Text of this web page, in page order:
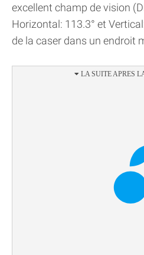
excellent champ de vision
Horizontal: 113.3° et
de la caser dans un endroit